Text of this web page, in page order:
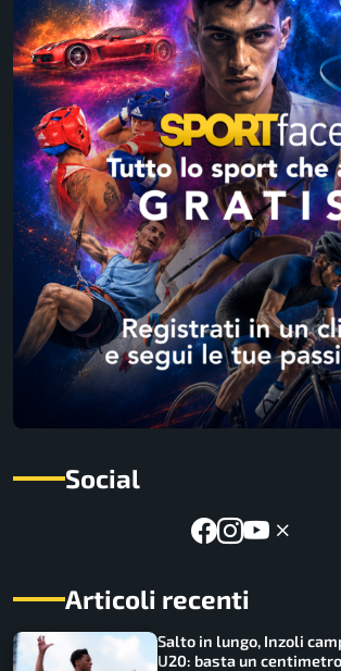
Social
Articoli recenti
Salto in lungo, Inzoli
U20: basta un centimetro